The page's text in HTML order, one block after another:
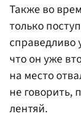
Также во
только
справедливо
что он уже
на место
не говорить,
лентяй.